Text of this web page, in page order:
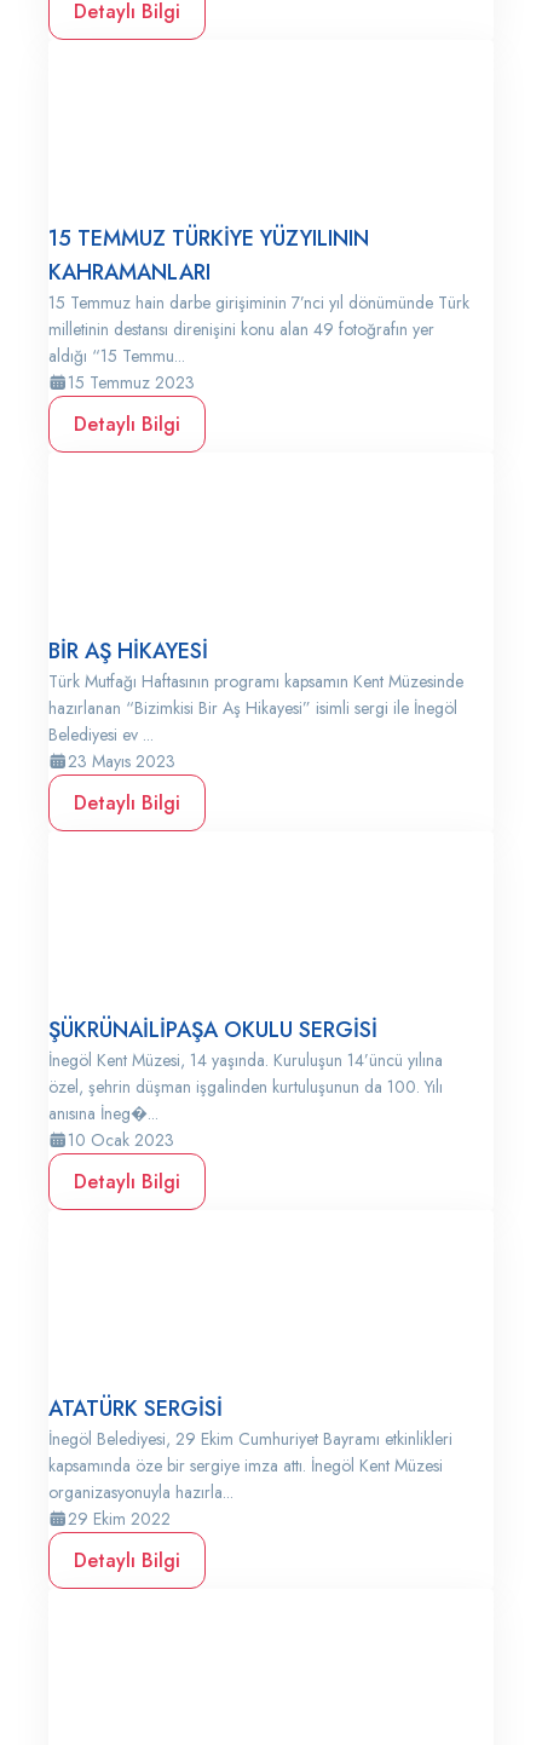
Detaylı Bilgi
15 TEMMUZ TÜRKİYE YÜZYILININ
KAHRAMANLARI
15 Temmuz hain darbe girişiminin 7’nci yıl dönümünde Türk
milletinin destansı direnişini konu alan 49 fotoğrafın yer
aldığı “15 Temmu...
15 Temmuz 2023
Detaylı Bilgi
BİR AŞ HİKAYESİ
Türk Mutfağı Haftasının programı kapsamın Kent Müzesinde
hazırlanan “Bizimkisi Bir Aş Hikayesi” isimli sergi ile İnegöl
Belediyesi ev ...
23 Mayıs 2023
Detaylı Bilgi
ŞÜKRÜNAİLİPAŞA OKULU SERGİSİ
İnegöl Kent Müzesi, 14 yaşında. Kuruluşun 14’üncü yılına
özel, şehrin düşman işgalinden kurtuluşunun da 100. Yılı
anısına İneg�...
10 Ocak 2023
Detaylı Bilgi
ATATÜRK SERGİSİ
İnegöl Belediyesi, 29 Ekim Cumhuriyet Bayramı etkinlikleri
kapsamında öze bir sergiye imza attı. İnegöl Kent Müzesi
organizasyonuyla hazırla...
29 Ekim 2022
Detaylı Bilgi